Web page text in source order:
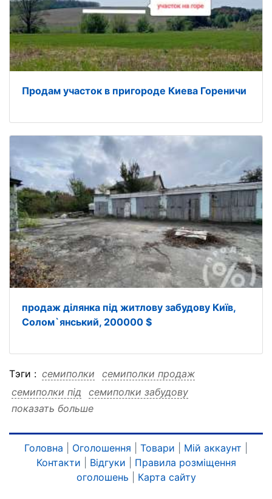
Продам участок в пригороде Киева Гореничи
продаж ділянка під житлову забудову Київ,
Солом`янський, 200000 $
Тэги : семиполки
семиполки продаж
семиполки під
семиполки забудову
семиполки житлову
семиполки 260275 семиполки 260275 продаж
семиполки 260275 під
семиполки 260275 забудову
показать больше
Головна Оголошення Товари Мій аккаунт
Контакти
Відгуки
Правила розміщення
оголошень
Карта сайту